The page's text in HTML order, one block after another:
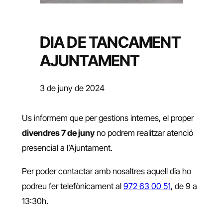
DIA DE TANCAMENT
AJUNTAMENT
3 de juny de 2024
Us informem que per gestions internes, el proper
divendres 7 de junyno podrem realitzar atenció
presencial a l’Ajuntament.
Per poder contactar amb nosaltres aquell dia ho
podreu fer telefònicament al 972 63 00 51, de 9 a
13:30h.